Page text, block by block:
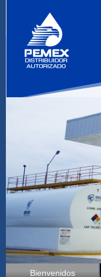
Bienvenidos